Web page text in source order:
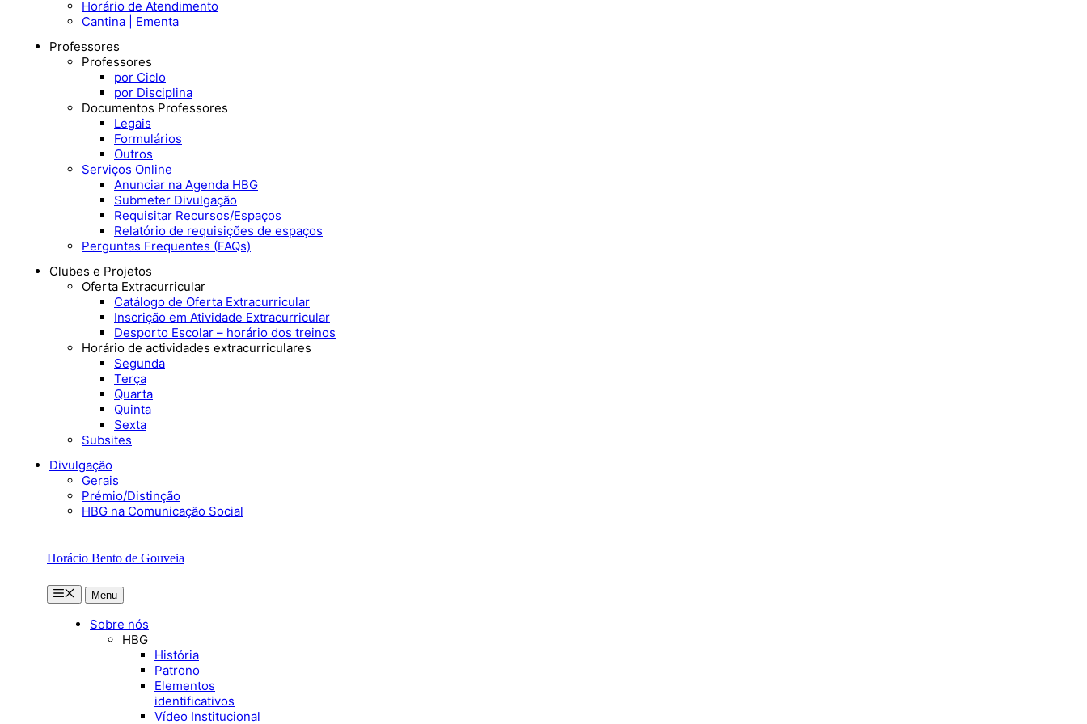
Horário de Atendimento
Cantina | Ementa
Professores
Professores
por Ciclo
por Disciplina
Documentos Professores
Legais
Formulários
Outros
Serviços Online
Anunciar na Agenda HBG
Submeter Divulgação
Requisitar Recursos/Espaços
Relatório de requisições de espaços
Perguntas Frequentes (FAQs)
Clubes e Projetos
Oferta Extracurricular
Catálogo de Oferta Extracurricular
Inscrição em Atividade Extracurricular
Desporto Escolar – horário dos treinos
Horário de actividades extracurriculares
Segunda
Terça
Quarta
Quinta
Sexta
Subsites
Divulgação
Gerais
Prémio/Distinção
HBG na Comunicação Social
Horácio Bento de Gouveia
MenuMenu
Sobre nós
HBG
História
Patrono
Elementos
identificativos
Vídeo Institucional